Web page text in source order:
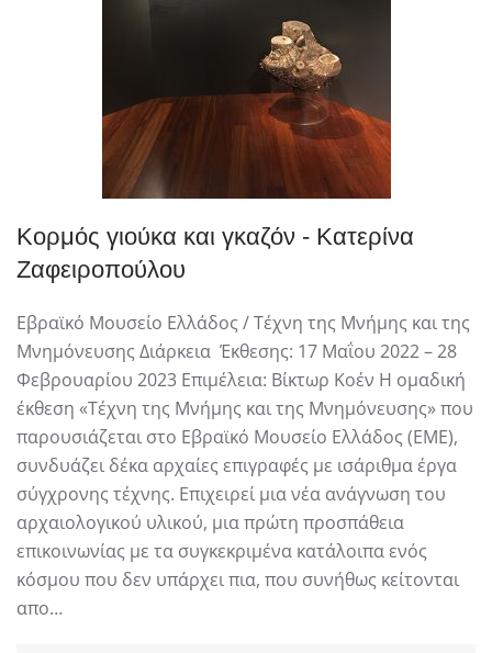
Κορμός γιούκα και γκαζόν - Κατερίνα
Ζαφειροπούλου
Εβραϊκό Μουσείο Ελλάδος / Τέχνη της Μνήμης και της
Μνημόνευσης Διάρκεια Έκθεσης: 17 Μαΐου 2022 – 28
Φεβρουαρίου 2023 Επιμέλεια: Βίκτωρ Κοέν H ομαδική
έκθεση «Τέχνη της Μνήμης και της Μνημόνευσης» που
παρουσιάζεται στο Εβραϊκό Μουσείο Ελλάδος (ΕΜΕ),
συνδυάζει δέκα αρχαίες επιγραφές με ισάριθμα έργα
σύγχρονης τέχνης. Επιχειρεί μια νέα ανάγνωση του
αρχαιολογικού υλικού, μια πρώτη προσπάθεια
επικοινωνίας με τα συγκεκριμένα κατάλοιπα ενός
κόσμου που δεν υπάρχει πια, που συνήθως κείτονται
απο…